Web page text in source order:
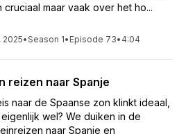
cruciaal maar vaak over het ho...
2025•Season 1• Episode 73• 4:04
reizen naar Spanje
naar de Spaanse zon klinkt ideaal,
wel? We duiken in de
naar Spanje en